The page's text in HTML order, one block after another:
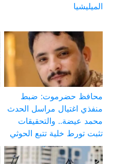
الميليشيا
محافظ حضرموت: ضبط
منفذي اغتيال مراسل الحدث
محمد عيضة.. والتحقيقات
تثبت تورط خلية تتبع الحوثي